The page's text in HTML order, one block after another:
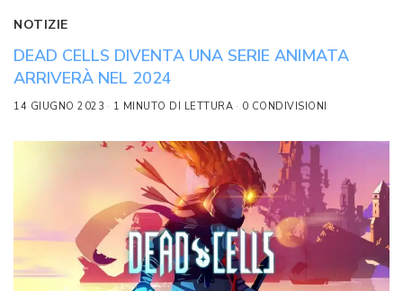
NOTIZIE
DEAD CELLS DIVENTA UNA SERIE ANIMATA
ARRIVERÀ NEL 2024
14 GIUGNO 2023 1 MINUTO DI LETTURA 0 CONDIVISIONI